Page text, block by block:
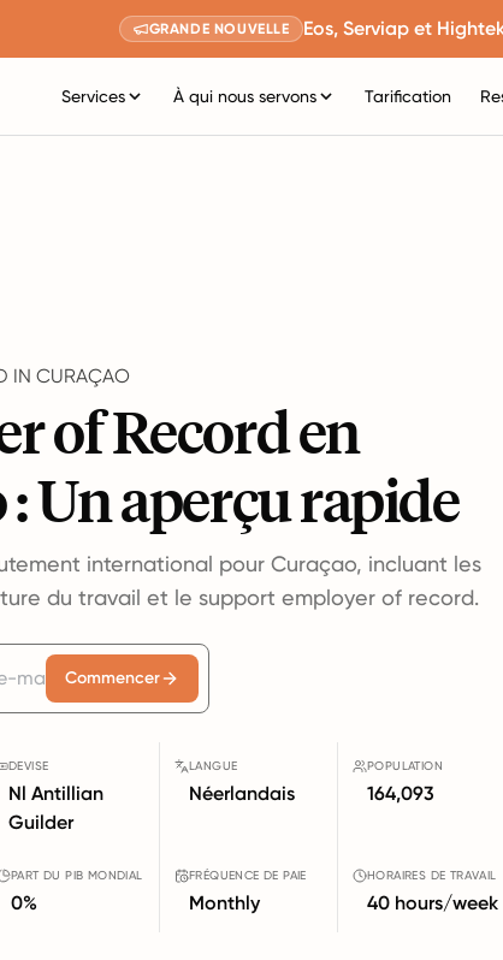
GRANDE NOUVELLE Eos, Serviap et
Services À qui nous servons Tarification
IN CURAÇAO
of Record en
: Un aperçu rapide
international pour Curaçao, incluant les
du travail et le support employer of record.
Commencer
DEVISE
Nl Antillian
Guilder
LANGUE
Néerlandais
POPULATION
164,093
PART DU PIB MONDIAL
0%
FRÉQUENCE DE PAIE
Monthly
HORAIRES DE TRAVAIL
40 hours/week